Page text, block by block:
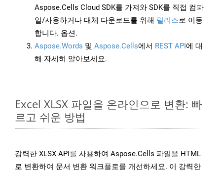
Aspose.Cells Cloud SDK를 가져와 SDK를 직접 컴파
일/사용하거나 대체 다운로드를 위해 릴리스로 이동
합니다. 옵션.
Aspose.Words 및 Aspose.Cells에서 REST API에 대
해 자세히 알아보세요.
Excel XLSX 파일을 온라인으로 변환: 빠
르고 쉬운 방법
강력한 XLSX API를 사용하여 Aspose.Cells 파일을 HTML
로 변환하여 문서 변환 워크플로를 개선하세요. 이 강력한